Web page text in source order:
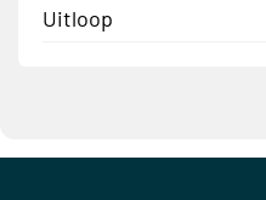
Uitloop